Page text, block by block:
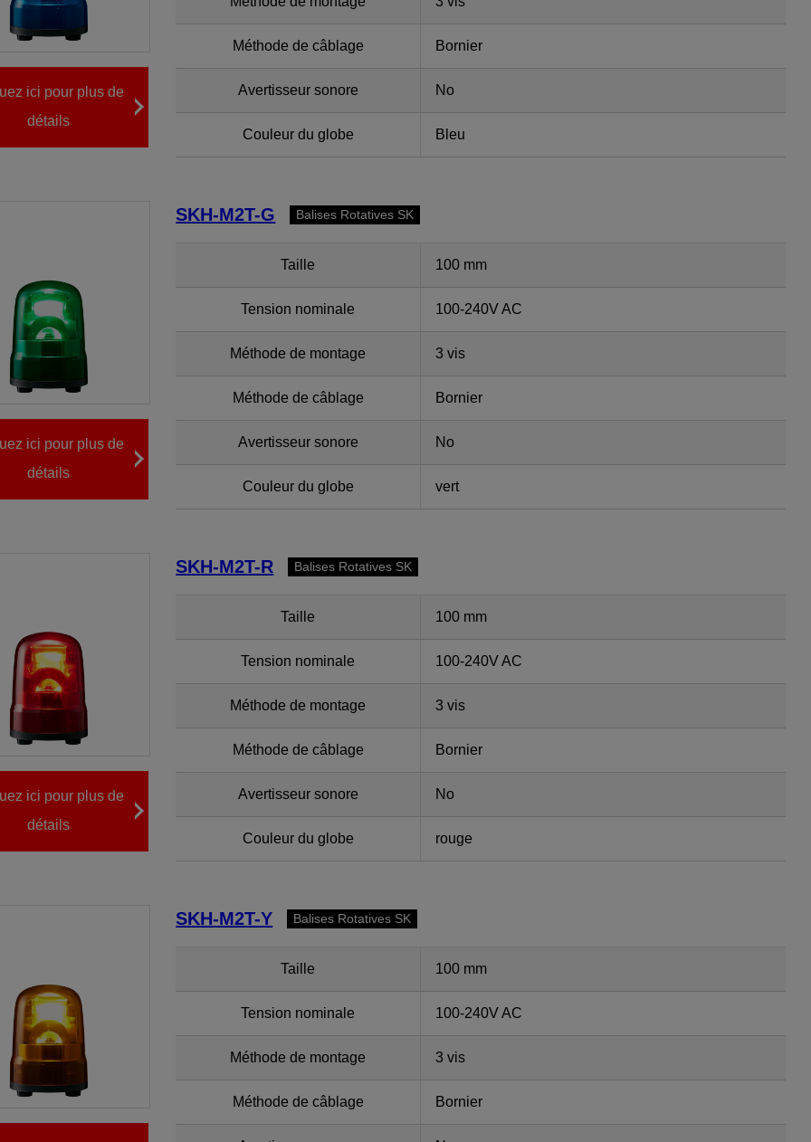
ici pour plus de
détails
Méthode de câblage Bornier
Avertisseur sonore No
Couleur du globe Bleu
ici pour plus de
détails
SKH-M2T-G Balises Rotatives SK
Taille 100 mm
Tension nominale 100-240V AC
Méthode de montage 3 vis
Méthode de câblage Bornier
Avertisseur sonore No
Couleur du globe vert
ici pour plus de
détails
SKH-M2T-R Balises Rotatives SK
Taille 100 mm
Tension nominale 100-240V AC
Méthode de montage 3 vis
Méthode de câblage Bornier
Avertisseur sonore No
Couleur du globe rouge
SKH-M2T-Y Balises Rotatives SK
Taille 100 mm
Tension nominale 100-240V AC
Méthode de montage 3 vis
Méthode de câblage Bornier